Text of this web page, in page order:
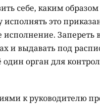
себе, каким
это
исполнение.
и выдавать под
орган для
к руководителю